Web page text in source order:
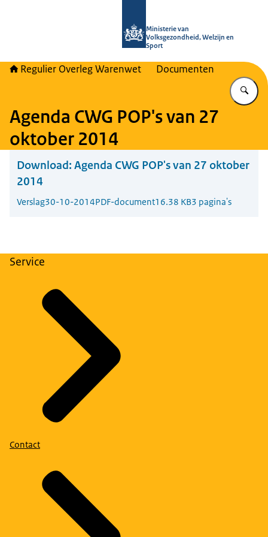
Ministerie van
Volksgezondheid, Welzijn en
Sport
Regulier Overleg Warenwet Documenten
Agenda CWG POP's van 27
oktober 2014
Download: Agenda CWG POP's van 27 oktober
2014
Verslag30-10-2014PDF-document16.38 KB3 pagina's
Service
Contact